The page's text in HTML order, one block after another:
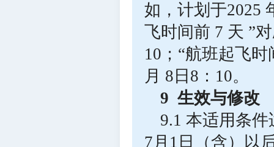
如，计划于2025
飞时间前 7 天 ”
10；“航班起飞
月 8日8：10。
9 生效与修改
9.1 本适用条件
7月1日（含）以